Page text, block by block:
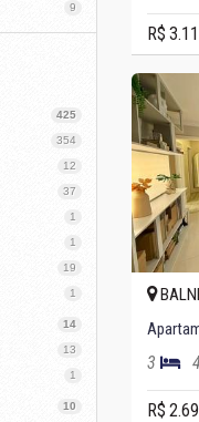
9
425
354
12
37
1
1
19
1
14
13
1
10
R$
3 4
R$